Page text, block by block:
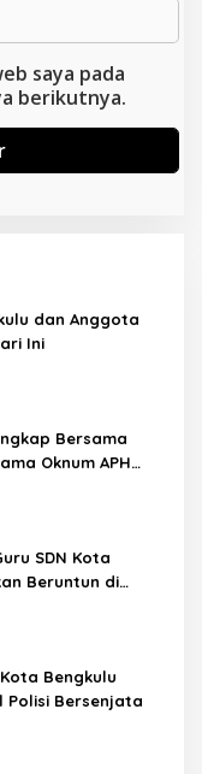
saya pada
berikutnya.
dan Anggota
Ini
Bersama
Oknum APH
SDN Kota
Beruntun di
Bengkulu
Polisi Bersenjata